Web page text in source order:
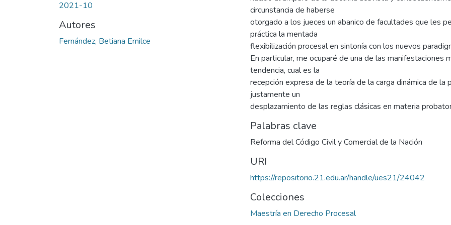
2021-10
Autores
Fernández, Betiana Emilce
circunstancia de haberse
otorgado a los jueces un abanico de facultades que les
práctica la mentada
flexibilización procesal en sintonía con los nuevos
En particular, me ocuparé de una de las manifestaciones
tendencia, cual es la
recepción expresa de la teoría de la carga dinámica de la
justamente un
desplazamiento de las reglas clásicas en materia
Palabras clave
Reforma del Código Civil y Comercial de la Nación
URI
https://repositorio.21.edu.ar/handle/ues21/24042
Colecciones
Maestría en Derecho Procesal